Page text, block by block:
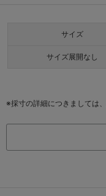
サイズ
サイズ展開なし
※採寸の詳細につきましては、